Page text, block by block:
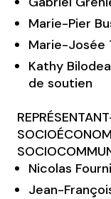
Marie-Pier
Marie-Josée
Kathy
de soutien
Nicolas
Jean-